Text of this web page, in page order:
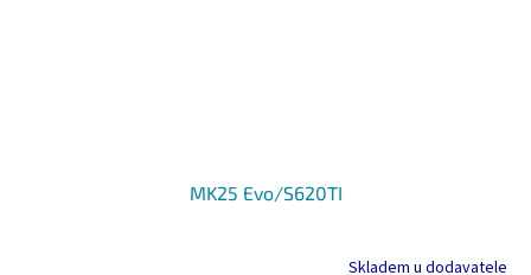
MK25 Evo/S620TI
Skladem u dodavatele